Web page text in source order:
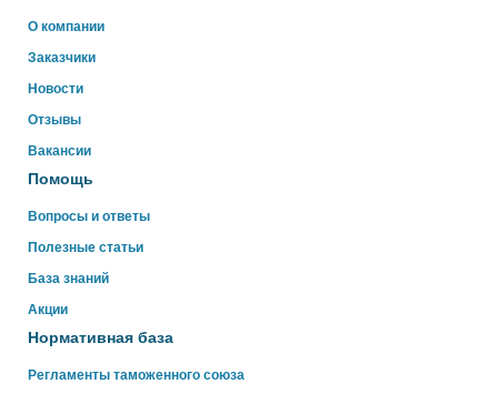
О компании
Заказчики
Новости
Отзывы
Вакансии
Помощь
Вопросы и ответы
Полезные статьи
База знаний
Акции
Нормативная база
Регламенты таможенного союза
Здравствуйте!
Свяжитесь с нами через WhatsApp нажав на кнопку